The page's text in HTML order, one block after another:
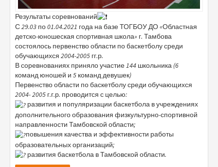
Результаты соревнований
С 29.03 по 01.04.2021 года на базе ТОГБОУ ДО «Областная
детско-юношеская спортивная школа» г. Тамбова
состоялось первенство области по баскетболу среди
обучающихся 2004-2005 гг.р.
В соревнованиях приняло участие 144 школьника (6
команд юношей и 5 команд девушек)
Первенство области по баскетболу среди обучающихся
2004- 2005 г.г.р. проводится с целью:
развития и популяризации баскетбола в учреждениях
дополнительного образования физкультурно-спортивной
направленности Тамбовской области;
повышения качества и эффективности работы
образовательных организаций;
развития баскетбола в Тамбовской области.